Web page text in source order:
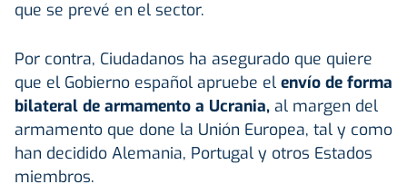
que se prevé en el sector.
Por contra, Ciudadanos ha asegurado que quiere
que el Gobierno español apruebe el envío de forma
bilateral de armamento a Ucrania, al margen del
armamento que done la Unión Europea, tal y como
han decidido Alemania, Portugal y otros Estados
miembros.